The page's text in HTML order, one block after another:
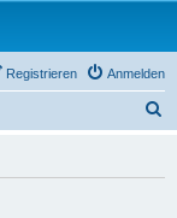
Anmelden
Registrieren